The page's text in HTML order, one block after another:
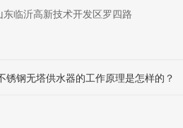
临沂高新技术开发区罗四路
锈钢无塔供水器的工作原理是怎样的？